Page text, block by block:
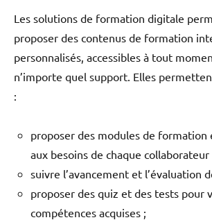
Les solutions de formation digitale
proposer des contenus de formation
personnalisés, accessibles à tout
n’importe quel support. Elles
:
proposer des modules de formation
aux besoins de chaque collaborateur
suivre l’avancement et l’évaluation
proposer des quiz et des tests pour
compétences acquises ;